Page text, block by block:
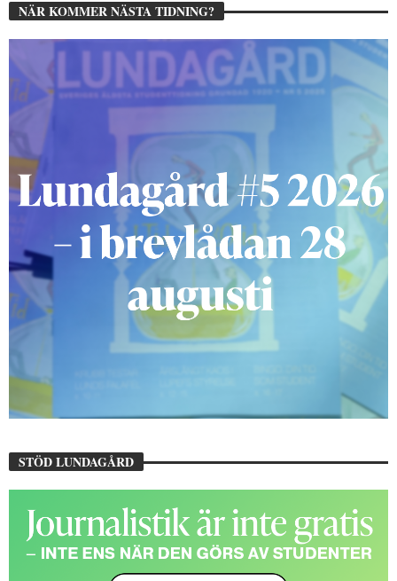
NÄR KOMMER NÄSTA TIDNING?
STÖD LUNDAGÅRD